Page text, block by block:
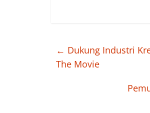
← Dukung Industri
The Movie